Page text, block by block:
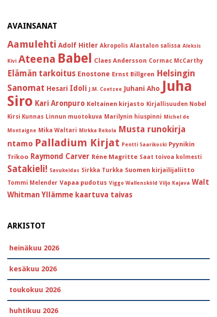
AVAINSANAT
Aamulehti Adolf Hitler Akropolis Alastalon salissa Aleksis
Kivi Ateena Babel Claes Andersson Cormac McCarthy
Elämän tarkoitus Enostone Ernst Billgren Helsingin
Sanomat Hesari Idoli J.M. Coetzee Juhani Aho Juha
Siro Kari Aronpuro Keltainen kirjasto Kirjallisuuden Nobel
Kirsi Kunnas Linnun muotokuva Marilynin hiuspinni Michel de
Montaigne Mika Waltari Mirkka Rekola Musta runokirja
ntamo Palladium Kirjat Pentti Saarikoski Pyynikin
Trikoo Raymond Carver Réne Magritte Saat toivoa kolmesti
Satakieli! Savukeidas Sirkka Turkka Suomen kirjailijaliitto
Tommi Melender Vapaa pudotus Viggo Wallensköld Viljo Kajava Walt
Whitman Yllämme kaartuva taivas
ARKISTOT
heinäkuu 2026
kesäkuu 2026
toukokuu 2026
huhtikuu 2026